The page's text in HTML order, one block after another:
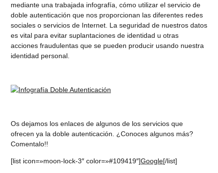
mediante una trabajada infografía, cómo utilizar el servicio de
doble autenticación que nos proporcionan las diferentes redes
sociales o servicios de Internet. La seguridad de nuestros datos
es vital para evitar suplantaciones de identidad u otras
acciones fraudulentas que se pueden producir usando nuestra
identidad personal.
Os dejamos los enlaces de algunos de los servicios que
ofrecen ya la doble autenticación. ¿Conoces algunos más?
Comentalo!!
[list icon=»moon-lock-3″ color=»#109419″]Google[/list]